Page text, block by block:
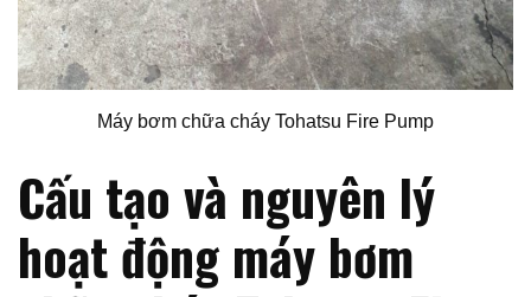
Máy bơm chữa cháy Tohatsu Fire Pump
Cấu tạo và nguyên lý
hoạt động máy bơm